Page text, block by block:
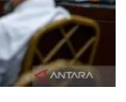
tuntutan kasus